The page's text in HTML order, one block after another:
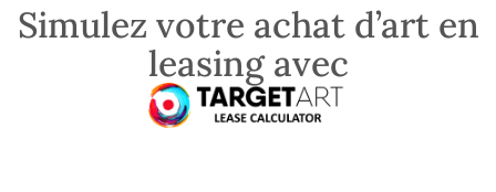
Simulez votre achat d’art en
leasing avec